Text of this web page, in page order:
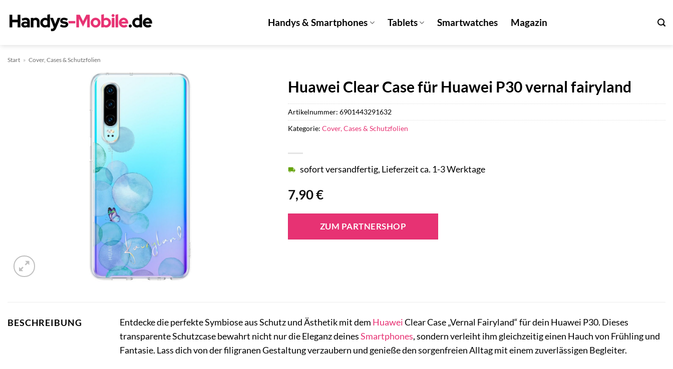
Inhalt
Handys & Smartphones Tablets Smartwatches Magazin
Start » Cover, Cases & Schutzfolien
Huawei Clear Case für Huawei P30 vernal fairyland
7,90€
sofort versandfertig, Lieferzeit ca. 1-3 Werktage
ZUM PARTNERSHOP
Artikelnummer: 6901443291632
Kategorie: Cover, Cases & Schutzfolien
BESCHREIBUNG Entdecke die perfekte Symbiose aus Schutz und Ästhetik mit dem HuaweiClear Case „Vernal Fairyland“ für dein Huawei P30. Dieses
transparente Schutzcase bewahrt nicht nur die Eleganz deinesSmartphones, sondern verleiht ihm gleichzeitig einen Hauch von Frühling und
Fantasie. Lass dich von der filigranen Gestaltung verzaubern und genieße den sorgenfreien Alltag mit einem zuverlässigen Begleiter.